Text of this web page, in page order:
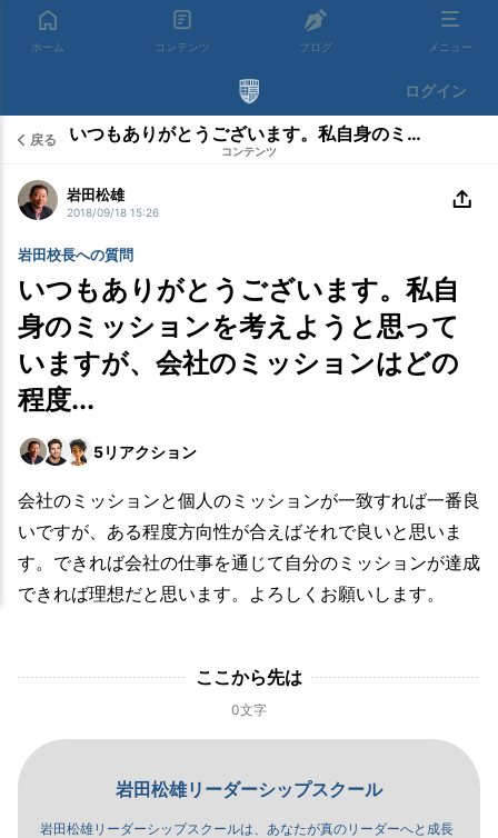
ホーム コンテンツ ブログ メニュー
ログイン
戻る いつもありがとうございます。私自身のミッションを考えようと思っていますが、会社のミッションはどの程度...
コンテンツ
岩田松雄
2018/09/18 15:26
岩田校長への質問
いつもありがとうございます。私自
身のミッションを考えようと思って
いますが、会社のミッションはどの
程度...
5リアクション
会社のミッションと個人のミッションが一致すれば一番良
いですが、ある程度方向性が合えばそれで良いと思いま
す。できれば会社の仕事を通じて自分のミッションが達成
できれば理想だと思います。よろしくお願いします。
ここから先は
0文字
岩田松雄リーダーシップスクール
岩田松雄リーダーシップスクールは、あなたが真のリーダーへと成長